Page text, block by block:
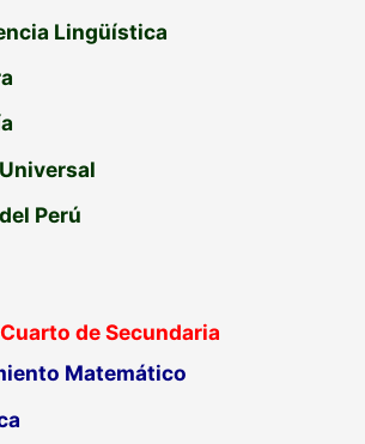
Lingüística
Perú
Cuarto de Secundaria
Matemático